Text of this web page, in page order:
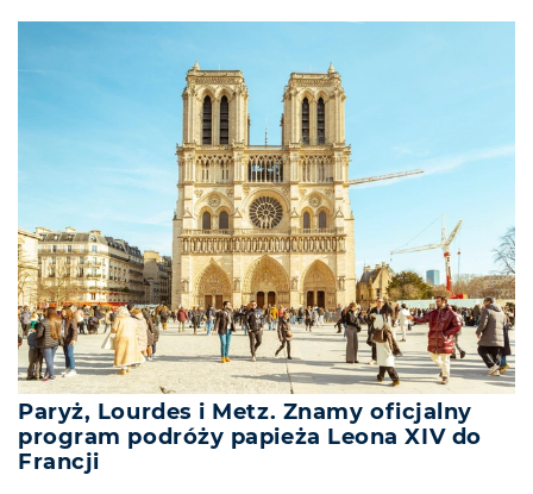
Paryż, Lourdes i Metz. Znamy oficjalny
program podróży papieża Leona XIV do
Francji